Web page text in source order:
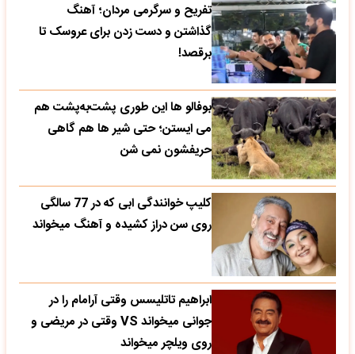
تفریح و سرگرمی مردان؛ آهنگ
گذاشتن و دست زدن برای عروسک تا
برقصد!
بوفالو ها این‌ طوری پشت‌به‌پشت هم
می‌ ایستن؛ حتی شیر ها هم گاهی
حریفشون نمی‌ شن
کلیپ خوانندگی ابی که در 77 سالگی
روی سن دراز کشیده و آهنگ میخواند
ابراهیم تاتلیسس وقتی آرامام را در
جوانی میخواند VS وقتی در مریضی و
روی ویلچر میخواند